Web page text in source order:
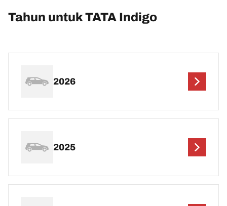
Tahun untuk TATA Indigo
2026
2025